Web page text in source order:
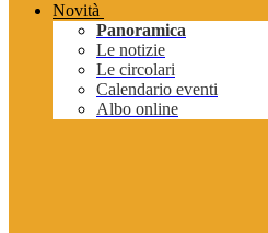
Novità
Panoramica
Le notizie
Le circolari
Calendario eventi
Albo online